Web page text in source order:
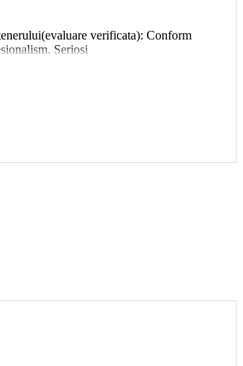
verificata): Conform
Seriosi